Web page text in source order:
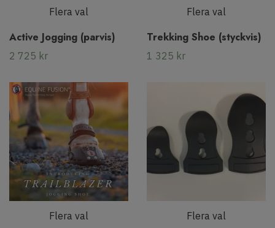
Flera val
Active Jogging (parvis)
2 725 kr
Flera val
Trekking Shoe (styckvis)
1 325 kr
Flera val Flera val